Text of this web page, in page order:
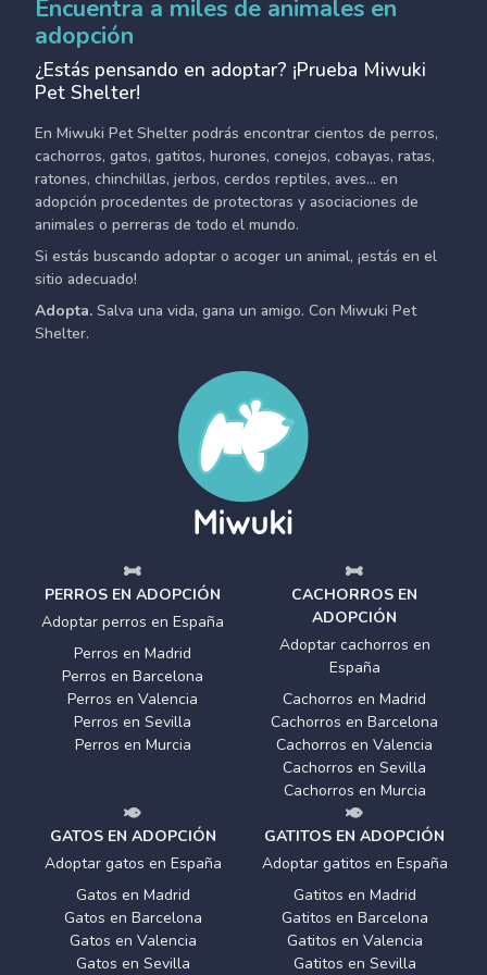
Encuentra a miles de animales en
adopción
¿Estás pensando en adoptar? ¡Prueba Miwuki
Pet Shelter!
En Miwuki Pet Shelter podrás encontrar cientos de perros,
cachorros, gatos, gatitos, hurones, conejos, cobayas, ratas,
ratones, chinchillas, jerbos, cerdos reptiles, aves... en
adopción procedentes de protectoras y asociaciones de
animales o perreras de todo el mundo.
Si estás buscando adoptar o acoger un animal, ¡estás en el
sitio adecuado!
Adopta. Salva una vida, gana un amigo. Con Miwuki Pet
Shelter.
PERROS EN ADOPCIÓN
Adoptar perros en España
Perros en Madrid
Perros en Barcelona
Perros en Valencia
Perros en Sevilla
Perros en Murcia
CACHORROS EN
ADOPCIÓN
Adoptar cachorros en
España
Cachorros en Madrid
Cachorros en Barcelona
Cachorros en Valencia
Cachorros en Sevilla
Cachorros en Murcia
GATOS EN ADOPCIÓN
Adoptar gatos en España
Gatos en Madrid
Gatos en Barcelona
Gatos en Valencia
Gatos en Sevilla
GATITOS EN ADOPCIÓN
Adoptar gatitos en España
Gatitos en Madrid
Gatitos en Barcelona
Gatitos en Valencia
Gatitos en Sevilla